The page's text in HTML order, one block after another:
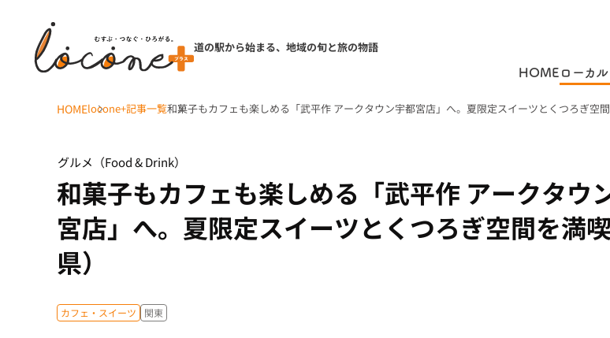
道の駅から始まる、地域の旬と旅の物語
HOME ローカ
HOMElocone+記事一覧和菓子もカフェも楽しめる「武平作 アークタウン宇都宮店」へ。夏限定スイーツとくつろぎ空間
グルメ（Food & Drink）
和菓子もカフェも楽しめる「武平作 アークタウ
宮店」へ。夏限定スイーツとくつろぎ空間を満
県）
カフェ・スイーツ 関東